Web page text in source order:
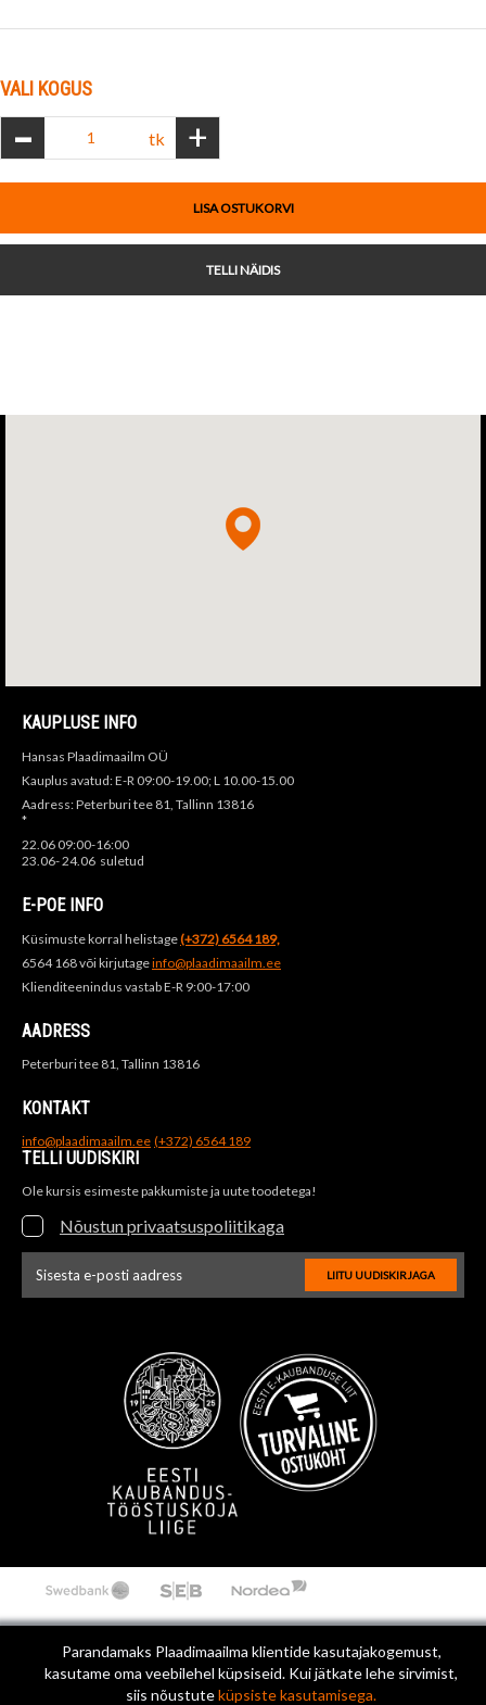
Parandamaks Plaadimaailma klientide kasutajakogemust,
kasutame oma veebilehel küpsiseid. Kui jätkate lehe sirvimist,
siis nõustuteküpsiste kasutamisega.
VALI KOGUS
- tk +
LISA OSTUKORVI
TELLI NÄIDIS
KAUPLUSE INFO
Hansas Plaadimaailm OÜ
Kauplus avatud: E-R 09:00-19.00; L 10.00-15.00
Aadress: Peterburi tee 81, Tallinn 13816
*
22.06 09:00-16:00
23.06- 24.06 suletud
E-POE INFO
Küsimuste korral helistage(+372) 6564 189,
6564 168 või kirjutageinfo@plaadimaailm.ee
Klienditeenindus vastab E-R 9:00-17:00
AADRESS
Peterburi tee 81, Tallinn 13816
KONTAKT
info@plaadimaailm.ee (+372) 6564 189
TELLI UUDISKIRI
Ole kursis esimeste pakkumiste ja uute toodetega!
Nõustun privaatsuspoliitikaga
LIITU UUDISKIRJAGA